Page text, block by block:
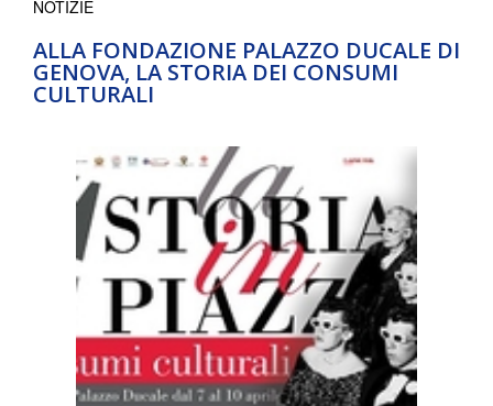
ALLA FONDAZIONE PALAZZO DUCALE DI
GENOVA, LA STORIA DEI CONSUMI
CULTURALI
NOTIZIE